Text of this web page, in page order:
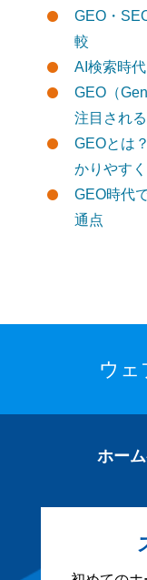
GEO・
較
AI検索時
GEO（
注目され
GEOとは
かりやす
GEO時代
通点
ウェ
ホー